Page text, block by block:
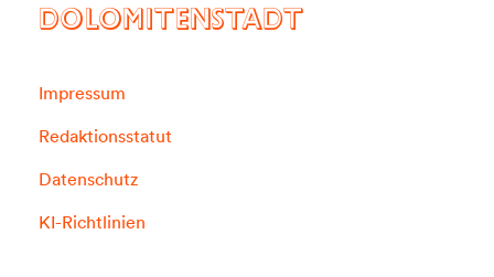
DOLOMITENSTADT
Impressum
Redaktionsstatut
Datenschutz
KI-Richtlinien